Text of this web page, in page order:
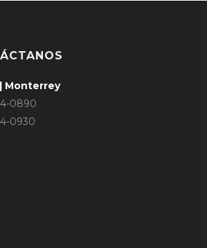
Monterrey
0890
0930